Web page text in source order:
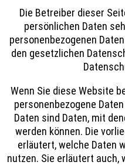
Die Betreiber dieser
persönlichen Daten
personenbezogenen
den gesetzlichen
Wenn Sie diese Website
personenbezogene
Daten sind Daten, mit
werden können. Die
erläutert, welche Daten
nutzen. Sie erläutert auch,